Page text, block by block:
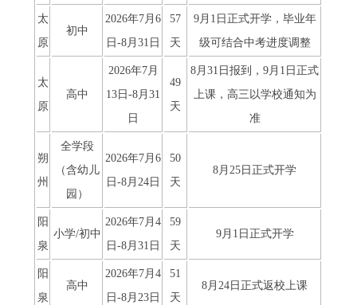
太
原
初中
2026年7月6
日-8月31日
57
天
9月1日正式开学，毕业年
级可结合中考进度调整
太
原
高中
2026年7月
13日-8月31
日
49
天
8月31日报到，9月1日正式
上课，高三以学校通知为
准
朔
州
全学段
（含幼儿
园）
2026年7月6
日-8月24日
50
天
8月25日正式开学
阳
泉
小学/初中
2026年7月4
日-8月31日
59
天
9月1日正式开学
阳
泉
高中
2026年7月4
日-8月23日
51
天
8月24日正式返校上课